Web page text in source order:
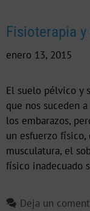
Fisioterapia
enero 13, 2015
El suelo pélvico y
que nos suceden
los embarazos,
un esfuerzo
musculatura, el
físico inadecuado
Deja un